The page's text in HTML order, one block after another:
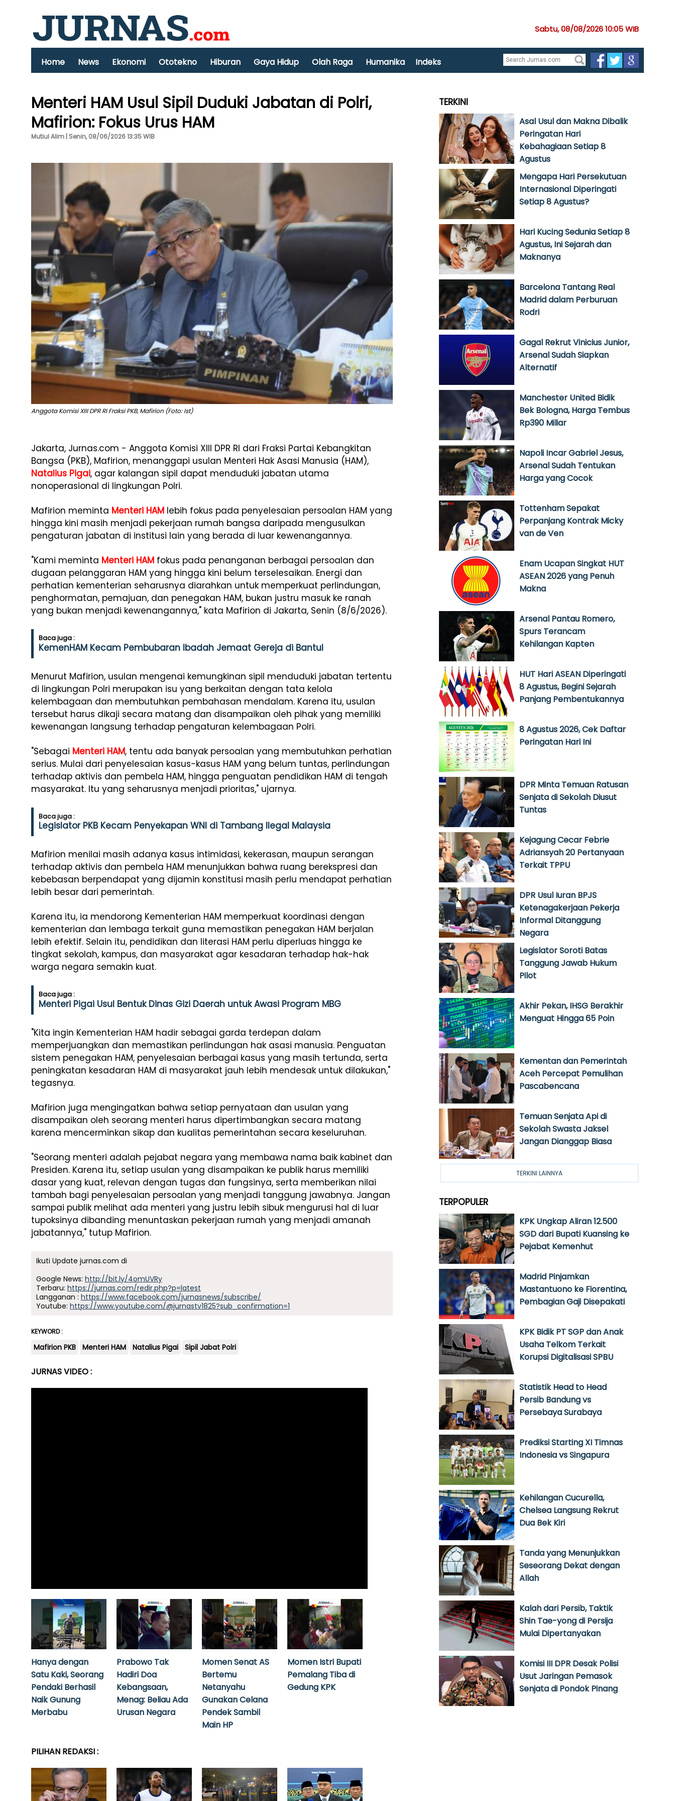
Sabtu, 08/08/2026 10:05 WIB
Home News Ekonomi Ototekno Hiburan Gaya Hidup Olah Raga Humanika Indeks
Menteri HAM Usul Sipil Duduki Jabatan di Polri,
Mafirion: Fokus Urus HAM
Mutiul Alim | Senin, 08/06/2026 13:35 WIB
Anggota Komisi XIII DPR RI Fraksi PKB, Mafirion (Foto: Ist)
Jakarta, Jurnas.com - Anggota Komisi XIII DPR RI dari Fraksi Partai Kebangkitan
Bangsa (PKB), Mafirion, menanggapi usulan Menteri Hak Asasi Manusia (HAM),
Natalius Pigai, agar kalangan sipil dapat menduduki jabatan utama
nonoperasional di lingkungan Polri.
Mafirion meminta Menteri HAM lebih fokus pada penyelesaian persoalan HAM yang
hingga kini masih menjadi pekerjaan rumah bangsa daripada mengusulkan
pengaturan jabatan di institusi lain yang berada di luar kewenangannya.
"Kami meminta Menteri HAM fokus pada penanganan berbagai persoalan dan
dugaan pelanggaran HAM yang hingga kini belum terselesaikan. Energi dan
perhatian kementerian seharusnya diarahkan untuk memperkuat perlindungan,
penghormatan, pemajuan, dan penegakan HAM, bukan justru masuk ke ranah
yang bukan menjadi kewenangannya," kata Mafirion di Jakarta, Senin (8/6/2026).
Baca juga :
KemenHAM Kecam Pembubaran Ibadah Jemaat Gereja di Bantul
Menurut Mafirion, usulan mengenai kemungkinan sipil menduduki jabatan tertentu
di lingkungan Polri merupakan isu yang berkaitan dengan tata kelola
kelembagaan dan membutuhkan pembahasan mendalam. Karena itu, usulan
tersebut harus dikaji secara matang dan disampaikan oleh pihak yang memiliki
kewenangan langsung terhadap pengaturan kelembagaan Polri.
"Sebagai Menteri HAM, tentu ada banyak persoalan yang membutuhkan perhatian
serius. Mulai dari penyelesaian kasus-kasus HAM yang belum tuntas, perlindungan
terhadap aktivis dan pembela HAM, hingga penguatan pendidikan HAM di tengah
masyarakat. Itu yang seharusnya menjadi prioritas," ujarnya.
Baca juga :
Legislator PKB Kecam Penyekapan WNI di Tambang Ilegal Malaysia
Mafirion menilai masih adanya kasus intimidasi, kekerasan, maupun serangan
terhadap aktivis dan pembela HAM menunjukkan bahwa ruang berekspresi dan
kebebasan berpendapat yang dijamin konstitusi masih perlu mendapat perhatian
lebih besar dari pemerintah.
Karena itu, ia mendorong Kementerian HAM memperkuat koordinasi dengan
kementerian dan lembaga terkait guna memastikan penegakan HAM berjalan
lebih efektif. Selain itu, pendidikan dan literasi HAM perlu diperluas hingga ke
tingkat sekolah, kampus, dan masyarakat agar kesadaran terhadap hak-hak
warga negara semakin kuat.
Baca juga :
Menteri Pigai Usul Bentuk Dinas Gizi Daerah untuk Awasi Program MBG
"Kita ingin Kementerian HAM hadir sebagai garda terdepan dalam
memperjuangkan dan memastikan perlindungan hak asasi manusia. Penguatan
sistem penegakan HAM, penyelesaian berbagai kasus yang masih tertunda, serta
peningkatan kesadaran HAM di masyarakat jauh lebih mendesak untuk dilakukan,"
tegasnya.
Mafirion juga mengingatkan bahwa setiap pernyataan dan usulan yang
disampaikan oleh seorang menteri harus dipertimbangkan secara matang
karena mencerminkan sikap dan kualitas pemerintahan secara keseluruhan.
"Seorang menteri adalah pejabat negara yang membawa nama baik kabinet dan
Presiden. Karena itu, setiap usulan yang disampaikan ke publik harus memiliki
dasar yang kuat, relevan dengan tugas dan fungsinya, serta memberikan nilai
tambah bagi penyelesaian persoalan yang menjadi tanggung jawabnya. Jangan
sampai publik melihat ada menteri yang justru lebih sibuk mengurusi hal di luar
tupoksinya dibanding menuntaskan pekerjaan rumah yang menjadi amanah
jabatannya," tutup Mafirion.
Ikuti Update jurnas.com di
Google News: http://bit.ly/4omUVRy
Terbaru: https://jurnas.com/redir.php?p=latest
Langganan : https://www.facebook.com/jurnasnews/subscribe/
Youtube: https://www.youtube.com/@jurnastv1825?sub_confirmation=1
KEYWORD :
Mafirion PKB Menteri HAM Natalius Pigai Sipil Jabat Polri
JURNAS VIDEO :
Hanya dengan
Satu Kaki, Seorang
Pendaki Berhasil
Naik Gunung
Merbabu
Prabowo Tak
Hadiri Doa
Kebangsaan,
Menag: Beliau Ada
Urusan Negara
Momen Senat AS
Bertemu
Netanyahu
Gunakan Celana
Pendek Sambil
Main HP
Momen Istri Bupati
Pemalang Tiba di
Gedung KPK
PILIHAN REDAKSI :
TERKINI
Asal Usul dan Makna Dibalik
Peringatan Hari
Kebahagiaan Setiap 8
Agustus
Mengapa Hari Persekutuan
Internasional Diperingati
Setiap 8 Agustus?
Hari Kucing Sedunia Setiap 8
Agustus, Ini Sejarah dan
Maknanya
Barcelona Tantang Real
Madrid dalam Perburuan
Rodri
Gagal Rekrut Vinicius Junior,
Arsenal Sudah Siapkan
Alternatif
Manchester United Bidik
Bek Bologna, Harga Tembus
Rp390 Miliar
Napoli Incar Gabriel Jesus,
Arsenal Sudah Tentukan
Harga yang Cocok
Tottenham Sepakat
Perpanjang Kontrak Micky
van de Ven
Enam Ucapan Singkat HUT
ASEAN 2026 yang Penuh
Makna
Arsenal Pantau Romero,
Spurs Terancam
Kehilangan Kapten
HUT Hari ASEAN Diperingati
8 Agustus, Begini Sejarah
Panjang Pembentukannya
8 Agustus 2026, Cek Daftar
Peringatan Hari Ini
DPR Minta Temuan Ratusan
Senjata di Sekolah Diusut
Tuntas
Kejagung Cecar Febrie
Adriansyah 20 Pertanyaan
Terkait TPPU
DPR Usul Iuran BPJS
Ketenagakerjaan Pekerja
Informal Ditanggung
Negara
Legislator Soroti Batas
Tanggung Jawab Hukum
Pilot
Akhir Pekan, IHSG Berakhir
Menguat Hingga 65 Poin
Kementan dan Pemerintah
Aceh Percepat Pemulihan
Pascabencana
Temuan Senjata Api di
Sekolah Swasta Jaksel
Jangan Dianggap Biasa
TERKINI LAINNYA
TERPOPULER
KPK Ungkap Aliran 12.500
SGD dari Bupati Kuansing ke
Pejabat Kemenhut
Madrid Pinjamkan
Mastantuono ke Fiorentina,
Pembagian Gaji Disepakati
KPK Bidik PT SGP dan Anak
Usaha Telkom Terkait
Korupsi Digitalisasi SPBU
Statistik Head to Head
Persib Bandung vs
Persebaya Surabaya
Prediksi Starting XI Timnas
Indonesia vs Singapura
Kehilangan Cucurella,
Chelsea Langsung Rekrut
Dua Bek Kiri
Tanda yang Menunjukkan
Seseorang Dekat dengan
Allah
Kalah dari Persib, Taktik
Shin Tae-yong di Persija
Mulai Dipertanyakan
Komisi III DPR Desak Polisi
Usut Jaringan Pemasok
Senjata di Pondok Pinang